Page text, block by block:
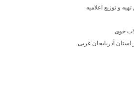
و توزیع اعلامیه
خوی
استان آذربایجان غربی